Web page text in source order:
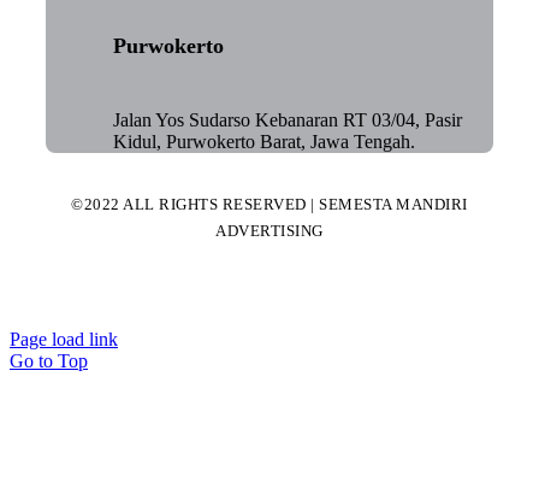
Purwokerto
Jalan Yos Sudarso Kebanaran RT 03/04, Pasir
Kidul, Purwokerto Barat, Jawa Tengah.
©2022 ALL RIGHTS RESERVED | SEMESTA MANDIRI
ADVERTISING
Page load link
Go to Top